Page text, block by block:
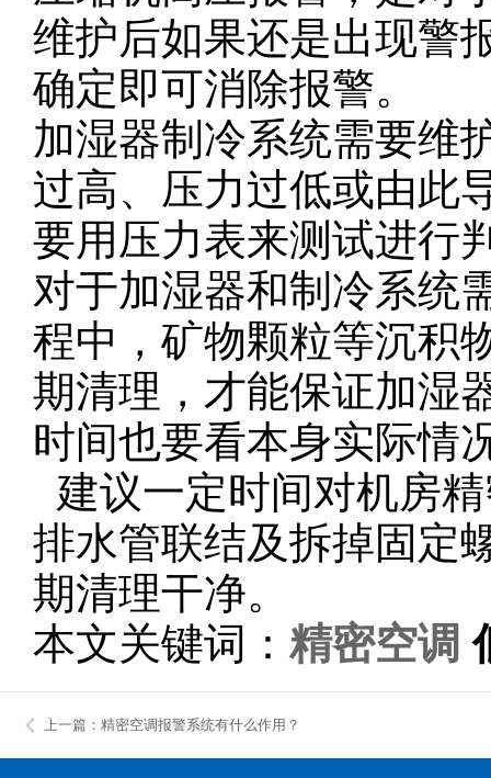
维护后如果还是出现警
确定即可消除报警。
加湿器制冷系统需要维
过高、压力过低或由此
要用压力表来测试进行
对于加湿器和制冷系统
程中，矿物颗粒等沉积
期清理，才能保证加湿
时间也要看本身实际情
建议一定时间对机房
排水管联结及拆掉固定
期清理干净。
本文关键词： 精密空调
上一篇：精密空调报警系统有什么作用？